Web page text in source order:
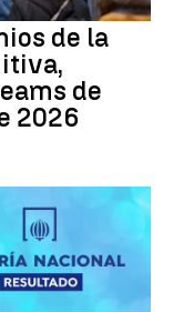
de la
de
2026